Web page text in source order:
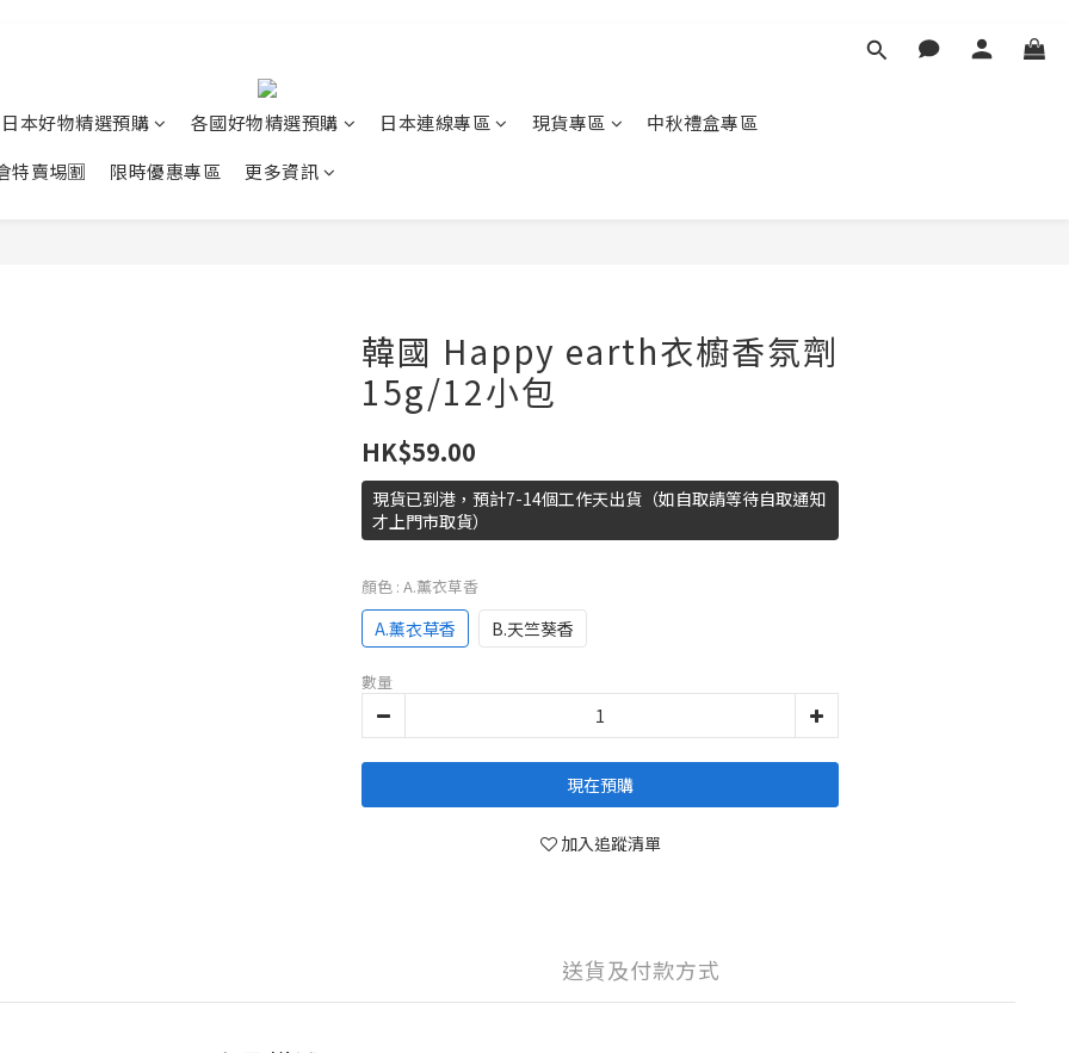
日本好物精選預購 各國好物精選預購 日本連線專區 現貨專區
中秋禮盒專區
特賣埸🈹
限時優惠專區 更多資訊
韓國 Happy earth衣櫥香氛劑
15g/12小包
HK$59.00
現貨已到港，預計7-14個工作天出貨（如自取請等待自取通知
才上門市取貨）
顏色 : A.薰衣草香
A.薰衣草香 B.天竺葵香
數量
現在預購
加入追蹤清單
送貨及付款方式